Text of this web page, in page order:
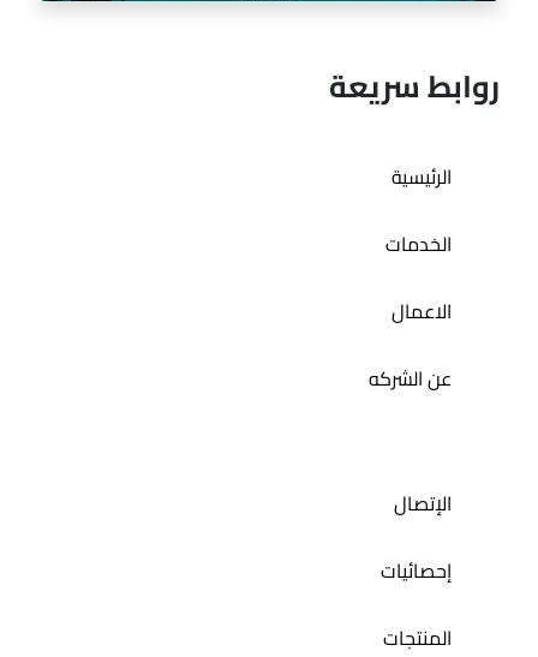
إدارة السوشيال ميديا لمطعم مندي ليشس
روابط سريعة
الرئيسية
الخدمات
الاعمال
عن الشركه
الإتصال
إحصائيات
المنتجات